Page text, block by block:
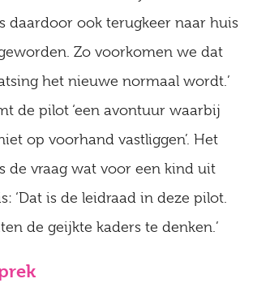
daardoor ook terugkeer naar huis
Zo voorkomen we dat
het nieuwe normaal wordt.’
de pilot ‘een avontuur waarbij
op voorhand vastliggen’. Het
de vraag wat voor een kind uit
‘Dat is de leidraad in deze pilot.
de geijkte kaders te denken.’